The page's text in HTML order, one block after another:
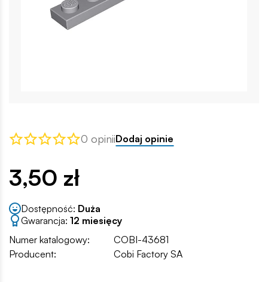
0 opiniiDodaj opinie
3,50 zł
Dostępność: Duża
Gwarancja: 12 miesięcy
Numer katalogowy:
COBI-43681
Producent:
Cobi Factory SA